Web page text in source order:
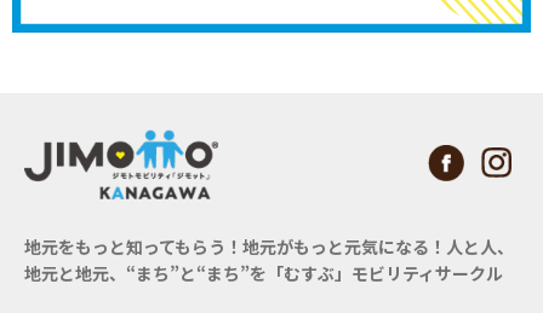
地元をもっと知ってもらう！地元がもっと元気になる！ 人と人、
地元と地元、“まち”と“まち”を「むすぶ」モビリティサークル